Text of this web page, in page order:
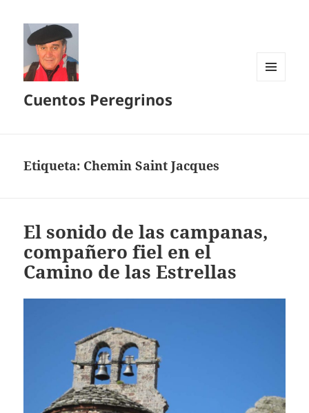
Cuentos Peregrinos
Etiqueta: Chemin Saint Jacques
El sonido de las campanas,
compañero fiel en el
Camino de las Estrellas